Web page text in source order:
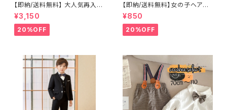
【即納/送料無料】 大人気再入荷
刺繍こどもドレスベビードレス
長袖ドレスパール付きセレモニ
ー百日祝いお宮参りコーデワン
ピースレース ふんわりドレ
cm
¥3,150
20%OFF
【即納/送料無料】女の子ヘアピ
ンリボンピンク髪飾りリボンヘ
アアクセサリーお誕生日メッシュ
ヘアピン
¥850
20%OFF